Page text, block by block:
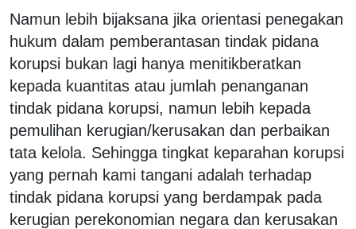
Namun lebih bijaksana jika orientasi penegakan
hukum dalam pemberantasan tindak pidana
korupsi bukan lagi hanya menitikberatkan
kepada kuantitas atau jumlah penanganan
tindak pidana korupsi, namun lebih kepada
pemulihan kerugian/kerusakan dan perbaikan
tata kelola. Sehingga tingkat keparahan korupsi
yang pernah kami tangani adalah terhadap
tindak pidana korupsi yang berdampak pada
kerugian perekonomian negara dan kerusakan